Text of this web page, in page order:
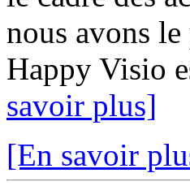
nous avons
Happy Visio
savoir plus]
[En savoir